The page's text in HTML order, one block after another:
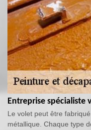
Entreprise spécialiste
Le volet peut être
métallique. Chaque type